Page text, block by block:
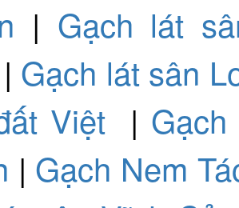
| Gạch lát
| Gạch lát sân
Việt|
| Gạch Nem